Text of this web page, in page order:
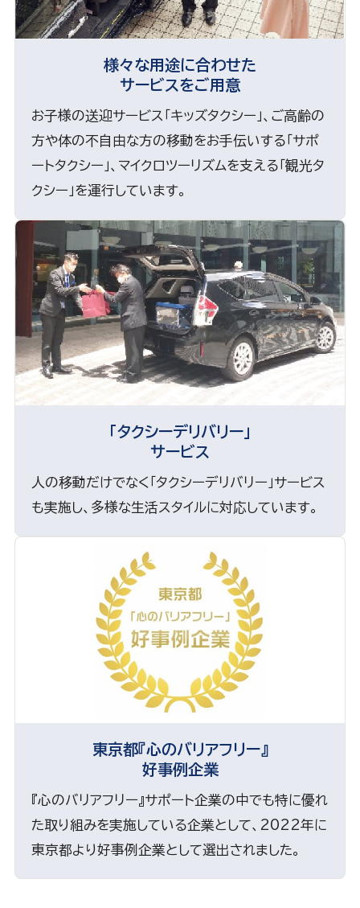
様々な用途に合わせた
サービスをご用意
お子様の送迎サービス「キッズタクシー」、ご高齢の
方や体の不自由な方の移動をお手伝いする「サポ
ートタクシー」、マイクロツーリズムを支える「観光タ
クシー」を運行しています。
「タクシーデリバリー」
サービス
人の移動だけでなく「タクシーデリバリー」サービス
も実施し、多様な生活スタイルに対応しています。
東京都『心のバリアフリー』
好事例企業
『心のバリアフリー』サポート企業の中でも特に優れ
た取り組みを実施している企業として、2022年に
東京都より好事例企業として選出されました。